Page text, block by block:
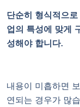
단순히 형식적으
업의 특성에 맞게
성해야 합니다.
내용이 미흡하면
연되는 경우가 많